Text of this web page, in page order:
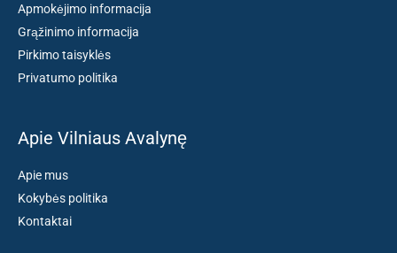
Apmokėjimo informacija
Grąžinimo informacija
Pirkimo taisyklės
Privatumo politika
Apie Vilniaus Avalynę
Apie mus
Kokybės politika
Kontaktai